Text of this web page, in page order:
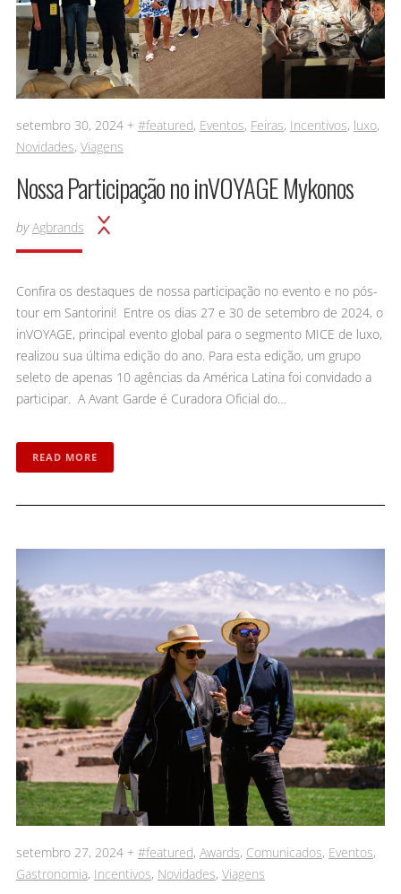
setembro 30, 2024 + #featured, Eventos, Feiras, Incentivos, luxo,
Novidades, Viagens
Nossa Participação no inVOYAGE Mykonos
by Agbrands
Confira os destaques de nossa participação no evento e no pós-
tour em Santorini! Entre os dias 27 e 30 de setembro de 2024, o
inVOYAGE, principal evento global para o segmento MICE de luxo,
realizou sua última edição do ano. Para esta edição, um grupo
seleto de apenas 10 agências da América Latina foi convidado a
participar. A Avant Garde é Curadora Oficial do…
READ MORE
setembro 27, 2024 + #featured, Awards, Comunicados, Eventos,
Gastronomia, Incentivos, Novidades, Viagens